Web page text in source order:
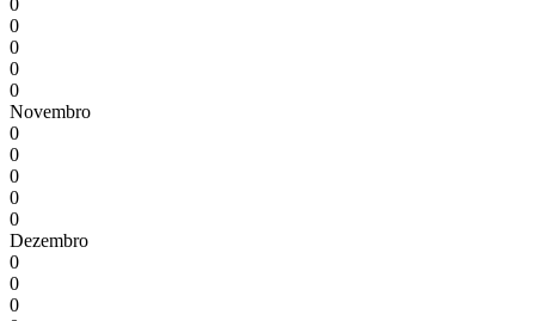
0
0
0
0
Novembro
0
0
0
0
0
Dezembro
0
0
0